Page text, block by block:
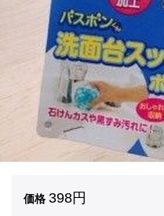
価格 398円